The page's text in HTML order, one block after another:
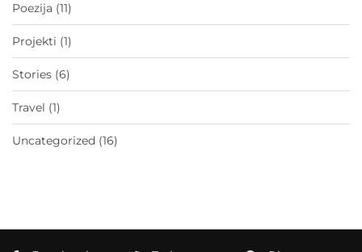
Poezija (11)
Projekti (1)
Stories (6)
Travel (1)
Uncategorized (16)